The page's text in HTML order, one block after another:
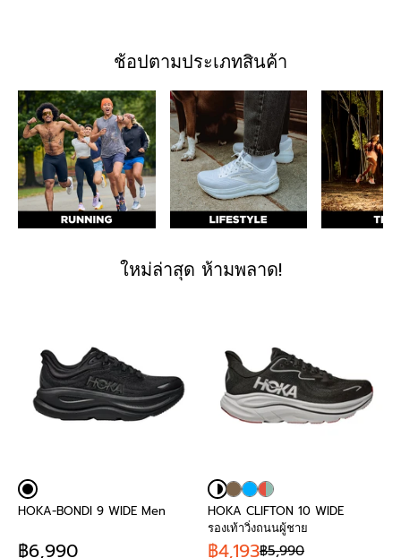
ช้อปตามประเภทสินค้า
ใหม่ล่าสุด ห้ามพลาด!
HOKA-BONDI 9 WIDE Men
฿6,990
HOKA CLIFTON 10 WIDE
รองเท้าวิ่งถนนผู้ชาย
฿4,193฿5,990